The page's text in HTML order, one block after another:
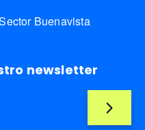
Buenavista
newsletter